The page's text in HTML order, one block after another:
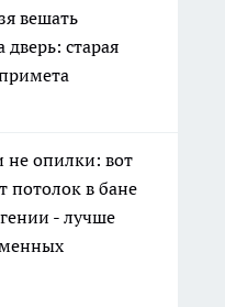
вешать
старая
не опилки: вот
потолок в бане
- лучше